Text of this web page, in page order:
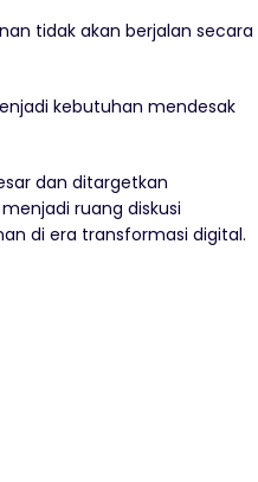
tidak akan berjalan secara
kebutuhan mendesak
dan ditargetkan
ruang diskusi
di era transformasi digital.